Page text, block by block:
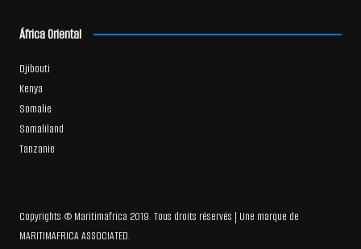
África Oriental
Djibouti
Kenya
Somalie
Somaliland
Tanzanie
Copyrights © Maritimafrica 2019. Tous droits réservés | Une marque de
MARITIMAFRICA ASSOCIATED.